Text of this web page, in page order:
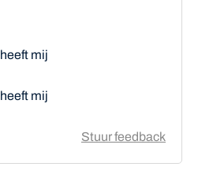
mij
mij
Stuur feedback